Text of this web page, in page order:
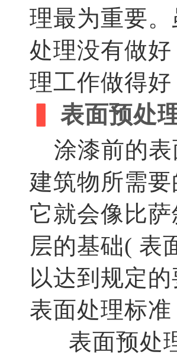
理最为重要
处理没有做
理工作做得
表面预处
涂漆前的
建筑物所需
它就会像比
层的基础( 表
以达到规定
表面处理标准
表面预处理